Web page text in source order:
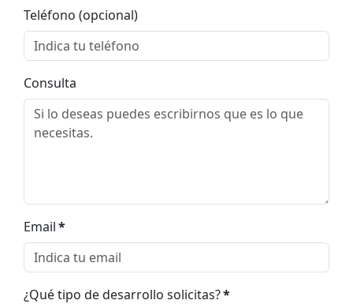
Teléfono (opcional)
Consulta
Email*
¿Qué tipo de desarrollo solicitas?*